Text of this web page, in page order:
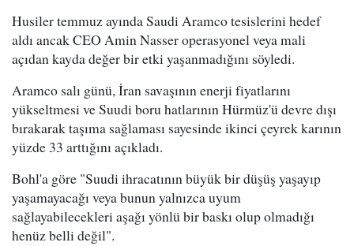
Husiler temmuz ayında Saudi Aramco tesislerini hedef
aldı ancak CEO Amin Nasser operasyonel veya mali
açıdan kayda değer bir etki yaşanmadığını söyledi.
Aramco salı günü, İran savaşının enerji fiyatlarını
yükseltmesi ve Suudi boru hatlarının Hürmüz'ü devre dışı
bırakarak taşıma sağlaması sayesinde ikinci çeyrek karının
yüzde 33 arttığını açıkladı.
Bohl'a göre "Suudi ihracatının büyük bir düşüş yaşayıp
yaşamayacağı veya bunun yalnızca uyum
sağlayabilecekleri aşağı yönlü bir baskı olup olmadığı
henüz belli değil".